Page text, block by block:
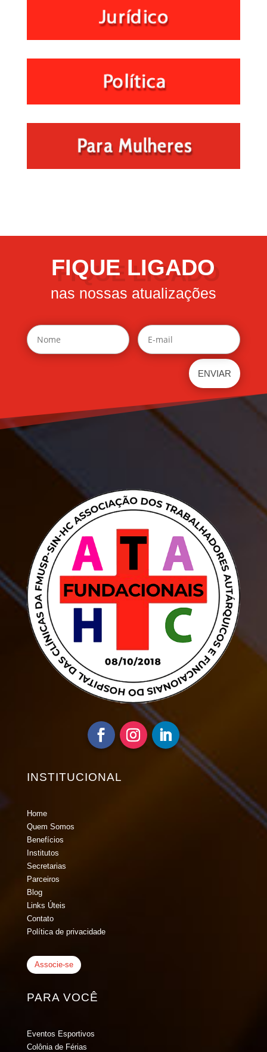
FIQUE LIGADO
nas nossas atualizações
INSTITUCIONAL
Home
Quem Somos
Benefícios
Institutos
Secretarias
Parceiros
Blog
Links Úteis
Contato
Política de privacidade
Associe-se
PARA VOCÊ
Eventos Esportivos
Colônia de Férias